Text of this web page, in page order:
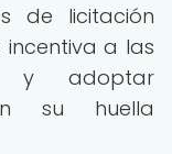
de licitación
a las
y adoptar
su huella